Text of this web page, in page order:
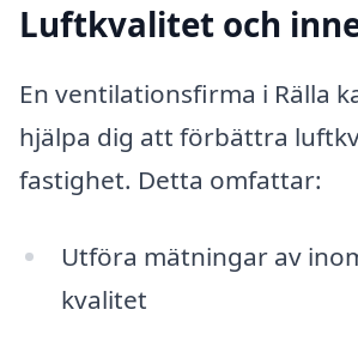
Luftkvalitet och
En ventilationsfirma i Rälla
hjälpa dig att förbättra
fastighet. Detta omfattar:
Utföra mätningar av
kvalitet